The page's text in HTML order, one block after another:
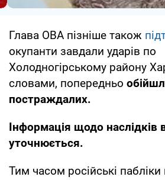
Глава ОВА пізніше також
окупанти завдали ударів по
Холодногірському району
словами, попередньо
постраждалих.
Інформація щодо наслідків
уточнюється.
Тим часом російські пабліки